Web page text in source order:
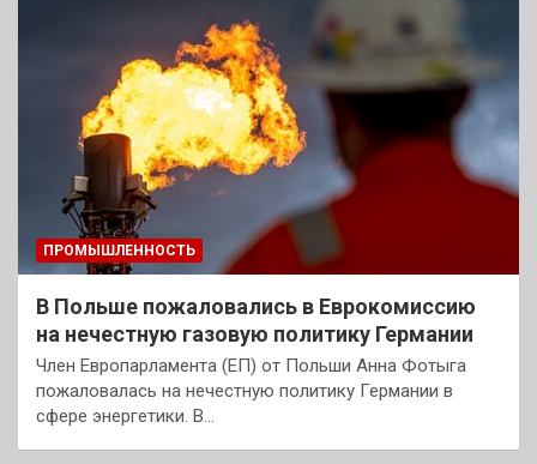
ПРОМЫШЛЕННОСТЬ
В Польше пожаловались в Еврокомиссию
на нечестную газовую политику Германии
Член Европарламента (ЕП) от Польши Анна Фотыга
пожаловалась на нечестную политику Германии в
сфере энергетики. В…